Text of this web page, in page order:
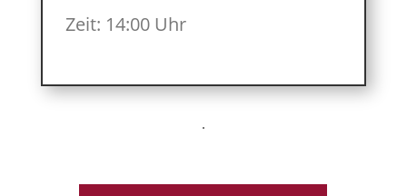
Zeit: 14:00 Uhr